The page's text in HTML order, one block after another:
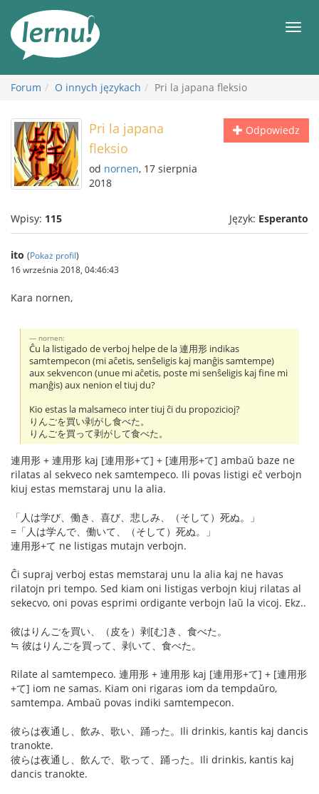
Forum O innych językach Pri la japana fleksio
Odpowiedz
Pri la japana
fleksio
od nornen, 17 sierpnia
2018
Wpisy: 115 Język: Esperanto
ito (Pokaż profil)
16 września 2018, 04:46:43
Kara nornen,
nornen:
Ĉu la listigado de verboj helpe de la 連用形 indikas
samtempecon (mi aĉetis, senŝeligis kaj manĝis samtempe)
aux sekvencon (unue mi aĉetis, poste mi senŝeligis kaj fine mi
manĝis) aux nenion el tiuj du?
Kio estas la malsameco inter tiuj ĉi du propozicioj?
りんごを買い剥がし食べた。
りんごを買って剥がして食べた。
連用形 + 連用形 kaj [連用形+て] + [連用形+て] ambaŭ baze ne
rilatas al sekveco nek samtempeco. Ili povas listigi eĉ verbojn
kiuj estas memstaraj unu la alia.
「人は学び、働き、喜び、悲しみ、（そして）死ぬ。」
=「人は学んで、働いて、（そして）死ぬ。」
連用形+て ne listigas mutajn verbojn.
Ĉi supraj verboj estas memstaraj unu la alia kaj ne havas
rilatojn pri tempo. Sed kiam oni listigas verbojn kiuj rilatas al
sekecvo, oni povas esprimi ordigante verbojn laŭ la vicoj. Ekz..
彼はりんごを買い、（皮を）剥[む]き、食べた。
≒ 彼はりんごを買って、剥いて、食べた。
Rilate al samtempeco. 連用形 + 連用形 kaj [連用形+て] + [連用形
+て] iom ne samas. Kiam oni rigaras iom da tempdaŭro,
samtempa. Ambaŭ povas indiki samtempecon.
彼らは夜通し、飲み、歌い、踊った。Ili drinkis, kantis kaj dancis
tranokte.
彼らは夜通し、飲んで、歌って、踊った。Ili drinkis, kantis kaj
dancis tranokte.